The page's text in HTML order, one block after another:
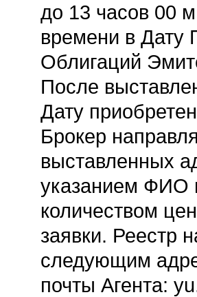
до 13 часов 00
времени в Дату
Облигаций
После
Дату
Брокер
выставленных
указанием ФИО
количеством
заявки. Реестр
следующим
почты Агента: